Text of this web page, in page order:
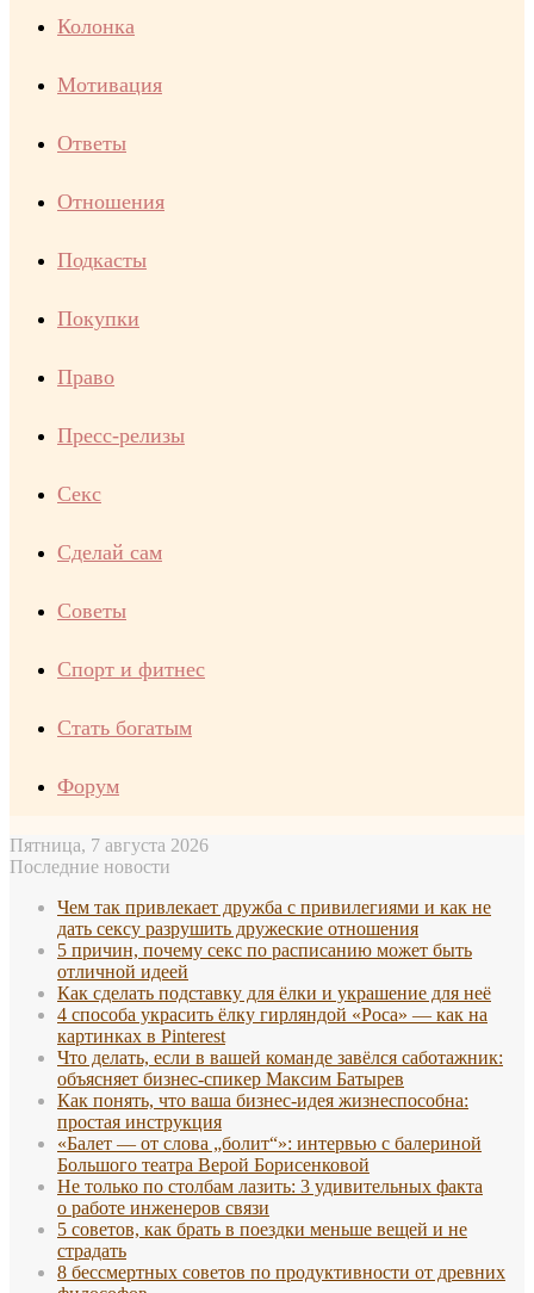
Колонка
Мотивация
Ответы
Отношения
Подкасты
Покупки
Право
Пресс-релизы
Секс
Сделай сам
Советы
Спорт и фитнес
Стать богатым
Форум
Пятница, 7 августа 2026
Последние новости
Чем так привлекает дружба с привилегиями и как не
дать сексу разрушить дружеские отношения
5 причин, почему секс по расписанию может быть
отличной идеей
Как сделать подставку для ёлки и украшение для неё
4 способа украсить ёлку гирляндой «Роса» — как на
картинках в Pinterest
Что делать, если в вашей команде завёлся саботажник:
объясняет бизнес-спикер Максим Батырев
Как понять, что ваша бизнес-идея жизнеспособна:
простая инструкция
«Балет — от слова „болит“»: интервью с балериной
Большого театра Верой Борисенковой
Не только по столбам лазить: 3 удивительных факта
о работе инженеров связи
5 советов, как брать в поездки меньше вещей и не
страдать
8 бессмертных советов по продуктивности от древних